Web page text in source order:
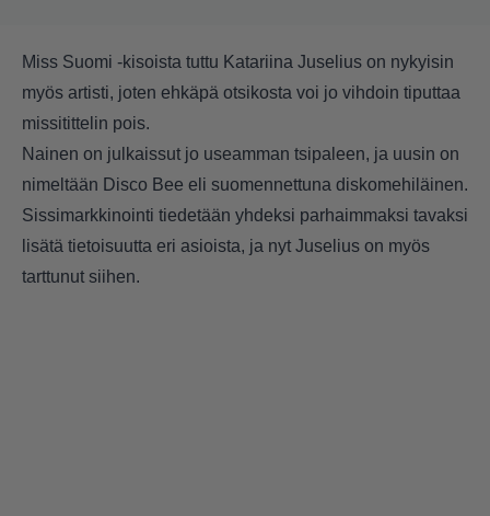
Miss Suomi -kisoista tuttu Katariina Juselius on nykyisin
myös artisti, joten ehkäpä otsikosta voi jo vihdoin tiputtaa
missitittelin pois.
Nainen on julkaissut jo useamman tsipaleen, ja uusin on
nimeltään Disco Bee eli suomennettuna diskomehiläinen.
Sissimarkkinointi tiedetään yhdeksi parhaimmaksi tavaksi
lisätä tietoisuutta eri asioista, ja nyt Juselius on myös
tarttunut siihen.